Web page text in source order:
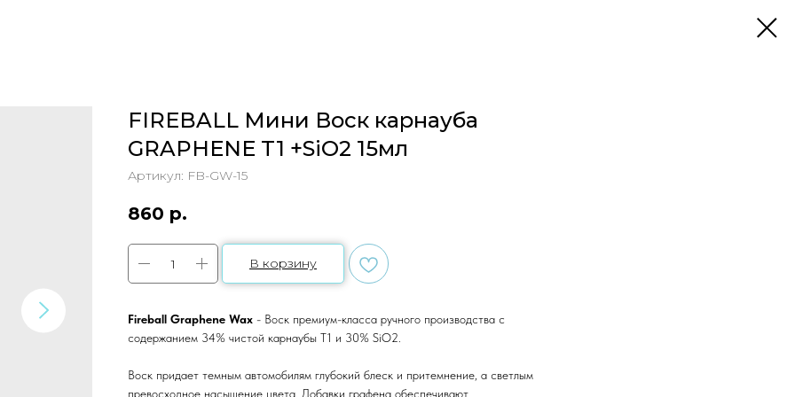
FIREBALL Мини Воск карнауба
GRAPHENE T1 +SiO2 15мл
Артикул: FB-GW-15
860 р.
В корзину
Fireball Graphene Wax - Воск премиум-класса ручного производства с
содержанием 34% чистой карнаубы T1 и 30% SiO2.
Воск придает темным автомобилям глубокий блеск и притемнение, а светлым
превосходное насыщение цвета. Добавки графена обеспечивают